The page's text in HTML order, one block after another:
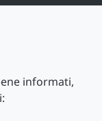
informati,